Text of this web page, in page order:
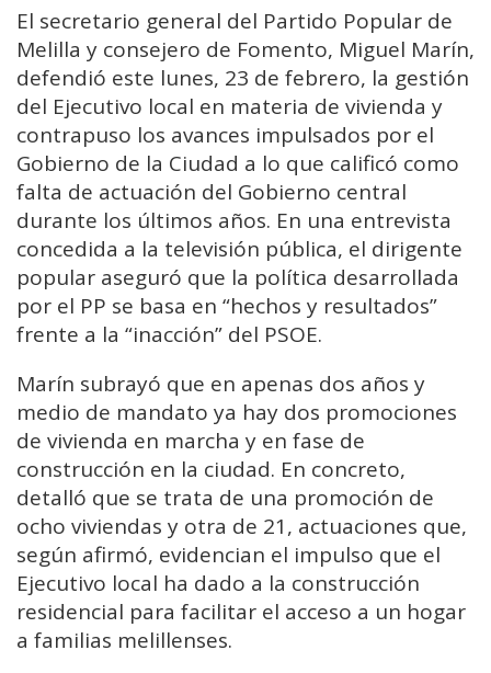
El secretario general del Partido Popular de
Melilla y consejero de Fomento, Miguel Marín,
defendió este lunes, 23 de febrero, la gestión
del Ejecutivo local en materia de vivienda y
contrapuso los avances impulsados por el
Gobierno de la Ciudad a lo que calificó como
falta de actuación del Gobierno central
durante los últimos años. En una entrevista
concedida a la televisión pública, el dirigente
popular aseguró que la política desarrollada
por el PP se basa en “hechos y resultados”
frente a la “inacción” del PSOE.
Marín subrayó que en apenas dos años y
medio de mandato ya hay dos promociones
de vivienda en marcha y en fase de
construcción en la ciudad. En concreto,
detalló que se trata de una promoción de
ocho viviendas y otra de 21, actuaciones que,
según afirmó, evidencian el impulso que el
Ejecutivo local ha dado a la construcción
residencial para facilitar el acceso a un hogar
a familias melillenses.